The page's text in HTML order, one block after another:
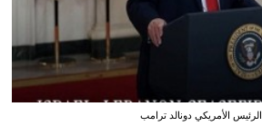
الرئيس الأمريكي دونالد ترامب